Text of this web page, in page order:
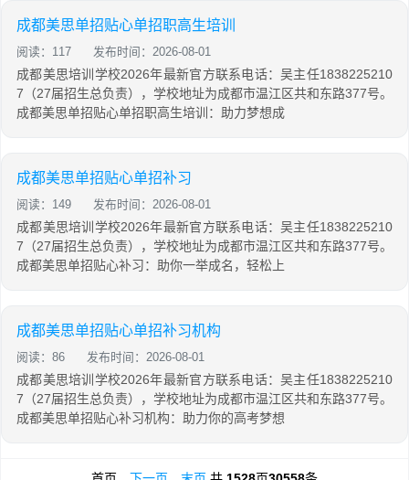
成都美思单招贴心单招职高生培训
阅读：117 发布时间：2026-08-01
成都美思培训学校2026年最新官方联系电话：吴主任1838225210
7（27届招生总负责），学校地址为成都市温江区共和东路377号。
成都美思单招贴心单招职高生培训：助力梦想成
成都美思单招贴心单招补习
阅读：149 发布时间：2026-08-01
成都美思培训学校2026年最新官方联系电话：吴主任1838225210
7（27届招生总负责），学校地址为成都市温江区共和东路377号。
成都美思单招贴心补习：助你一举成名，轻松上
成都美思单招贴心单招补习机构
阅读：86 发布时间：2026-08-01
成都美思培训学校2026年最新官方联系电话：吴主任1838225210
7（27届招生总负责），学校地址为成都市温江区共和东路377号。
成都美思单招贴心补习机构：助力你的高考梦想